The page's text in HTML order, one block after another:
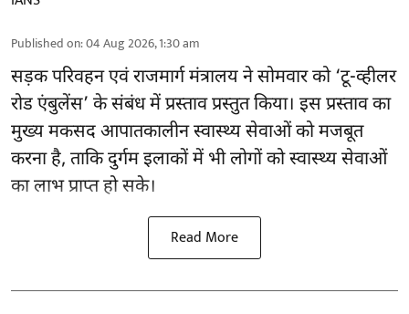
Published on:04 Aug 2026, 1:30 am
सड़क परिवहन एवं राजमार्ग मंत्रालय ने सोमवार को ‘टू-व्हीलर
रोड एंबुलेंस’ के संबंध में प्रस्ताव प्रस्तुत किया। इस प्रस्ताव का
मुख्य मकसद आपातकालीन स्वास्थ्य सेवाओं को मजबूत
करना है, ताकि दुर्गम इलाकों में भी लोगों को स्वास्थ्य सेवाओं
का लाभ प्राप्त हो सके।
Read More